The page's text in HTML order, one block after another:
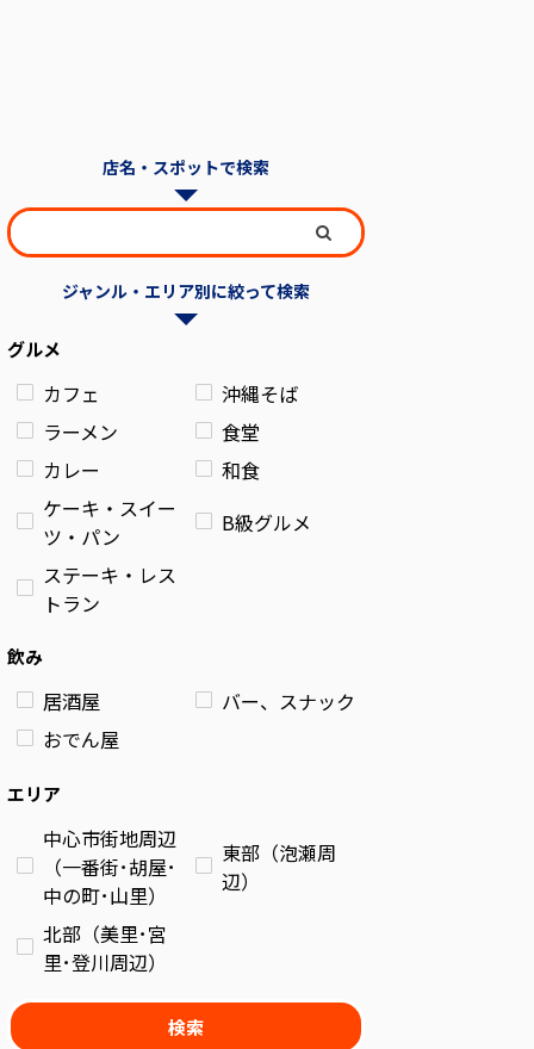
店名・スポットで検索
ジャンル・エリア別に絞って検索
グルメ
カフェ
沖縄そば
ラーメン
食堂
カレー
和食
ケーキ・スイー
ツ・パン
B級グルメ
ステーキ・レス
トラン
飲み
居酒屋
バー、スナック
おでん屋
エリア
中心市街地周辺
（一番街･胡屋･
中の町･山里）
東部（泡瀬周
辺）
北部（美里･宮
里･登川周辺）
検索